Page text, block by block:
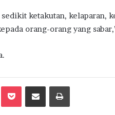
ketakutan, kelaparan,
orang-orang yang
Pocket Share via Email Print